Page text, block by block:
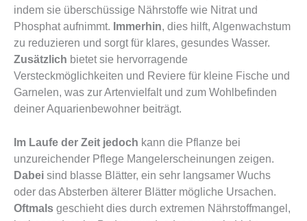
indem sie überschüssige Nährstoffe wie Nitrat und
Phosphat aufnimmt. Immerhin, dies hilft, Algenwachstum
zu reduzieren und sorgt für klares, gesundes Wasser.
Zusätzlich bietet sie hervorragende
Versteckmöglichkeiten und Reviere für kleine Fische und
Garnelen, was zur Artenvielfalt und zum Wohlbefinden
deiner Aquarienbewohner beiträgt.
Im Laufe der Zeit jedoch kann die Pflanze bei
unzureichender Pflege Mangelerscheinungen zeigen.
Dabei sind blasse Blätter, ein sehr langsamer Wuchs
oder das Absterben älterer Blätter mögliche Ursachen.
Oftmals geschieht dies durch extremen Nährstoffmangel,